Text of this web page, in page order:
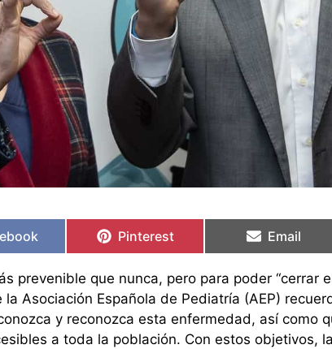
en
Pinterest
en
Email
prevenible que nunca, pero para poder “cerrar
Asociación Española de Pediatría (AEP)
y reconozca esta enfermedad, así como
a toda la población. Con estos objetivos,
en
en